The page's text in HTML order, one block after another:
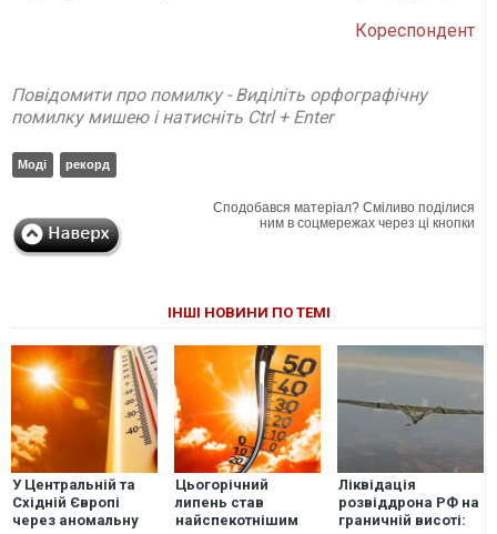
Кореспондент
Повідомити про помилку - Виділіть орфографічну
помилку мишею і натисніть Ctrl + Enter
Моді рекорд
Сподобався матеріал? Сміливо поділися
ним в соцмережах через ці кнопки
ІНШІ НОВИНИ ПО ТЕМІ
У Центральній та
Східній Європі
через аномальну
Цьогорічний
липень став
найспекотнішим
Ліквідація
розвіддрона РФ на
граничній висоті: